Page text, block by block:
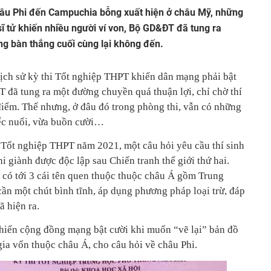
Phi đến Campuchia bỗng xuất hiện ở châu Mỹ, những
tử khiến nhiều người ví von, Bộ GD&ĐT đã tung ra
bàn thắng cuối cùng lại không đến.
sử kỳ thi Tốt nghiệp THPT khiến dân mạng phải bật
đã tung ra một đường chuyền quá thuận lợi, chỉ chờ thí
Thế nhưng, ở đâu đó trong phòng thi, vẫn có những
nuối, vừa buồn cười…
nghiệp THPT năm 2021, một câu hỏi yêu cầu thí sinh
giành được độc lập sau Chiến tranh thế giới thứ hai.
tới 3 cái tên quen thuộc thuộc châu Á gồm Trung
một chút bình tĩnh, áp dụng phương pháp loại trừ, đáp
hiện ra.
cộng đồng mạng bật cười khi muốn “vẽ lại” bản đồ
vốn thuộc châu Á, cho câu hỏi về châu Phi.